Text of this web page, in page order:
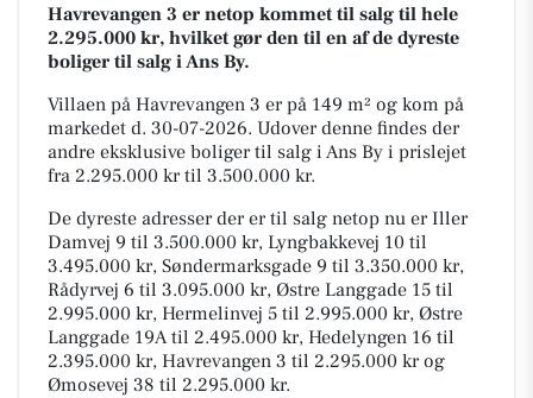
Havrevangen 3 er netop kommet til salg til hele
2.295.000 kr, hvilket gør den til en af de dyreste
boliger til salg i Ans By.
Villaen på Havrevangen 3 er på 149 m² og kom på
markedet d. 30-07-2026. Udover denne findes der
andre eksklusive boliger til salg i Ans By i prislejet
fra 2.295.000 kr til 3.500.000 kr.
De dyreste adresser der er til salg netop nu er Iller
Damvej 9 til 3.500.000 kr, Lyngbakkevej 10 til
3.495.000 kr, Søndermarksgade 9 til 3.350.000 kr,
Rådyrvej 6 til 3.095.000 kr, Østre Langgade 15 til
2.995.000 kr, Hermelinvej 5 til 2.995.000 kr, Østre
Langgade 19A til 2.495.000 kr, Hedelyngen 16 til
2.395.000 kr, Havrevangen 3 til 2.295.000 kr og
Ømosevej 38 til 2.295.000 kr.